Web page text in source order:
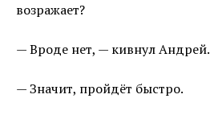
возражает?
— Вроде нет, — кивнул Андрей.
— Значит, пройдёт быстро.